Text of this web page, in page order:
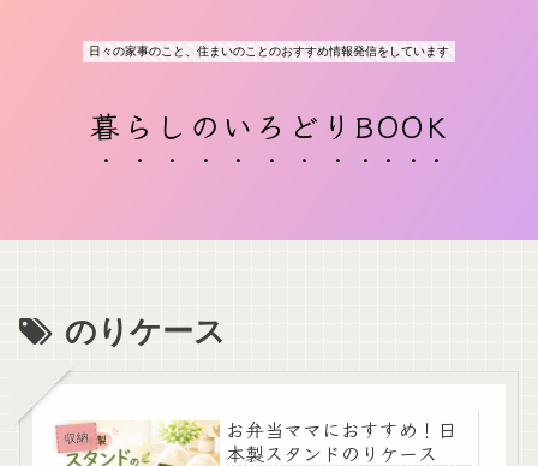
日々の家事のこと、住まいのことのおすすめ情報発信をしています
暮らしのいろどりBOOK
のりケース
収納
お弁当ママにおすすめ！日
本製スタンドのりケース